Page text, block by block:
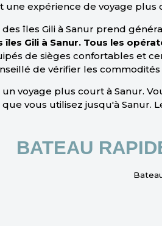
une expérience de voyage plus
îles Gili à Sanur prend
îles Gili à Sanur. Tous les
de sièges confortables et
de vérifier les
un voyage plus court à Sanur.
vous utilisez jusqu'à Sanur.
BATEAU